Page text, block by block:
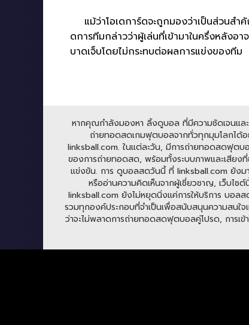
แม้ว่าโอเดการ์ดจะถูกมองว่าเป็นส่วนสำ
ดการทีมกล่าวว่าผู้เล่นที่เข้ามาในครึ่งหลัง
บาดเจ็บโดยไม่กระทบต่อผลการแข่งของทีม
หากคุณกำลังมองหา ลิ้งดูบอล ที่มีความชัดเจนแล
ถ่ายทอดสดเกมฟุตบอลจากทั่วทุกมุมโลกได้อ
linksball.com. ในแต่ละวัน, มีการถ่ายทอดสดฟุต
ของการถ่ายทอดสด, พร้อมทั้งระบบภาพและเสียง
แข่งขัน. การ ดูบอลสดวันนี้ ที่ linksball.com ยัง
หรืออ่านความคิดเห็นจากผู้เชี่ยวชาญ, เว็บ
linksball.com ยังไม่หยุดนิ่งแค่การให้บริการ บอลส
รวมทุกองค์ประกอบที่จำเป็นเพื่อสนับสนุนความสน
ว่าจะไม่พลาดการถ่ายทอดสดฟุตบอลคู่โปรด, การเ